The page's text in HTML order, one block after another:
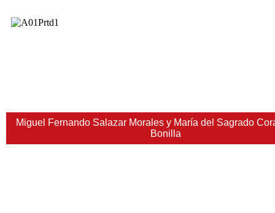
Miguel Fernando Salazar Morales y María del Sagrado
Bonilla